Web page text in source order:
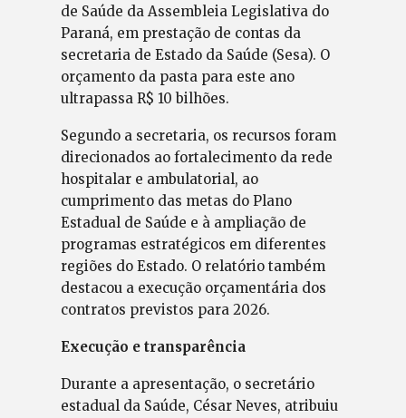
de Saúde da Assembleia Legislativa do
Paraná, em prestação de contas da
secretaria de Estado da Saúde (Sesa). O
orçamento da pasta para este ano
ultrapassa R$ 10 bilhões.
Segundo a secretaria, os recursos foram
direcionados ao fortalecimento da rede
hospitalar e ambulatorial, ao
cumprimento das metas do Plano
Estadual de Saúde e à ampliação de
programas estratégicos em diferentes
regiões do Estado. O relatório também
destacou a execução orçamentária dos
contratos previstos para 2026.
Execução e transparência
Durante a apresentação, o secretário
estadual da Saúde, César Neves, atribuiu